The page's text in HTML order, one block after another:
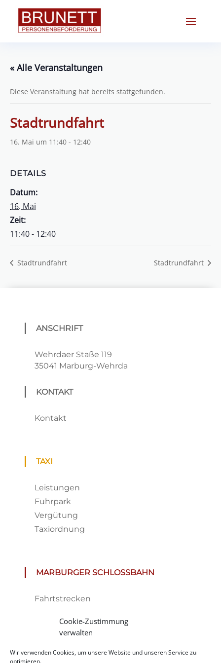
Cookie-Zustimmung
verwalten
Wir verwenden Cookies, um unsere Website und unseren Service zu
optimieren.
« Alle Veranstaltungen
Diese Veranstaltung hat bereits stattgefunden.
Stadtrundfahrt
16. Mai um 11:40 - 12:40
DETAILS
Datum:
16. Mai
Zeit:
11:40 - 12:40
Stadtrundfahrt Stadtrundfahrt
ANSCHRIFT
Wehrdaer Staße 119
35041 Marburg-Wehrda
KONTAKT
Kontakt
TAXI
Leistungen
Fuhrpark
Vergütung
Taxiordnung
MARBURGER SCHLOSSBAHN
Fahrtstrecken
Tickets
Impressionen